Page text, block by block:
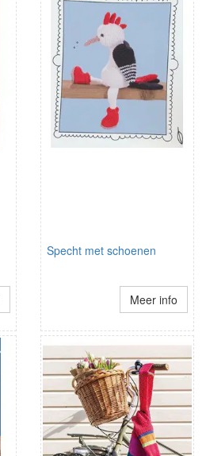
Specht met schoenen
Meer info